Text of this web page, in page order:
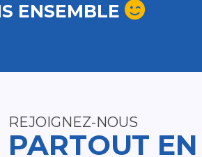
ENSEMBLE
REJOIGNEZ-NOUS
PARTOUT